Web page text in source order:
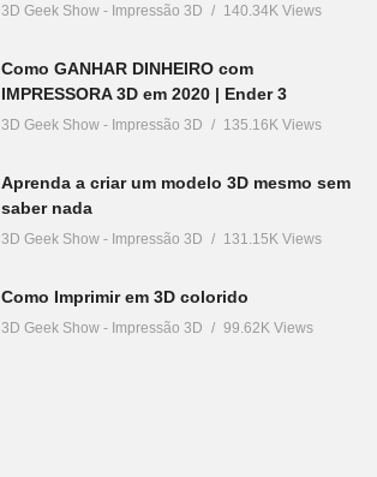
3D Geek Show - Impressão 3D 140.34K Views
Como GANHAR DINHEIRO com
IMPRESSORA 3D em 2020 | Ender 3
3D Geek Show - Impressão 3D 135.16K Views
Aprenda a criar um modelo 3D mesmo sem
saber nada
3D Geek Show - Impressão 3D 131.15K Views
Como Imprimir em 3D colorido
3D Geek Show - Impressão 3D 99.62K Views